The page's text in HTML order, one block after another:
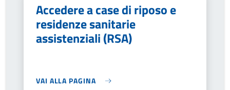
Accedere a case di riposo e
residenze sanitarie
assistenziali (RSA)
VAI ALLA PAGINA